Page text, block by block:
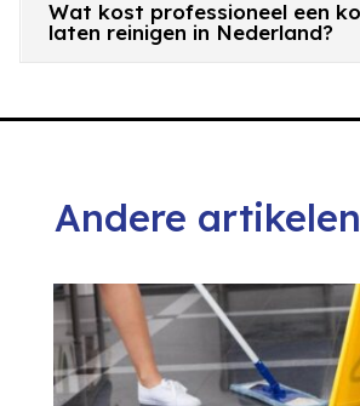
Wat kost professioneel een
laten reinigen in Nederland?
Andere